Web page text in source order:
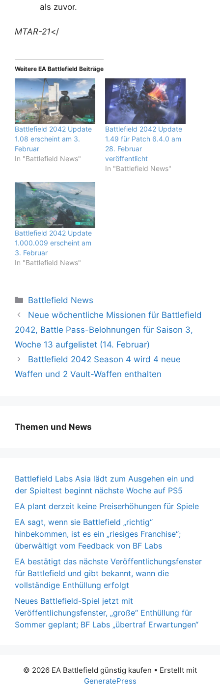
als zuvor.
MTAR-21</
Weitere EA Battlefield Beiträge
Battlefield 2042 Update
1.08 erscheint am 3.
Februar
In "Battlefield News"
Battlefield 2042 Update
1.49 für Patch 6.4.0 am
28. Februar
veröffentlicht
In "Battlefield News"
Battlefield 2042 Update
1.000.009 erscheint am
3. Februar
In "Battlefield News"
Kategorien
Battlefield News
Neue wöchentliche Missionen für Battlefield
2042, Battle Pass-Belohnungen für Saison 3,
Woche 13 aufgelistet (14. Februar)
Battlefield 2042 Season 4 wird 4 neue
Waffen und 2 Vault-Waffen enthalten
Themen und News
Battlefield Labs Asia lädt zum Ausgehen ein und
der Spieltest beginnt nächste Woche auf PS5
EA plant derzeit keine Preiserhöhungen für Spiele
EA sagt, wenn sie Battlefield „richtig“
hinbekommen, ist es ein „riesiges Franchise“;
überwältigt vom Feedback von BF Labs
EA bestätigt das nächste Veröffentlichungsfenster
für Battlefield und gibt bekannt, wann die
vollständige Enthüllung erfolgt
Neues Battlefield-Spiel jetzt mit
Veröffentlichungsfenster, „große“ Enthüllung für
Sommer geplant; BF Labs „übertraf Erwartungen“
© 2026 EA Battlefield günstig kaufen • Erstellt mit
GeneratePress